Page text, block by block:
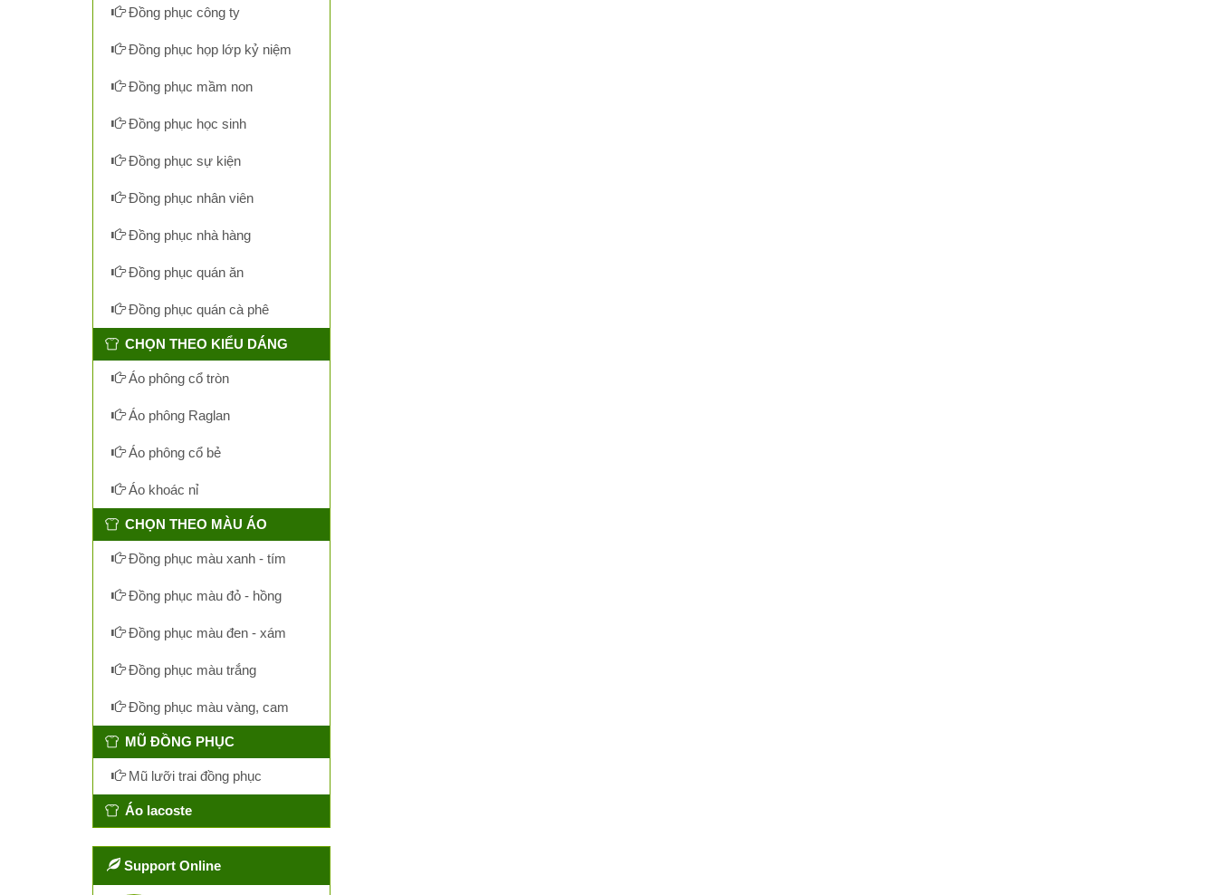
Đồng phục công ty
Đồng phục họp lớp kỷ niệm
Đồng phục mầm non
Đồng phục học sinh
Đồng phục sự kiện
Đồng phục nhân viên
Đồng phục nhà hàng
Đồng phục quán ăn
Đồng phục quán cà phê
CHỌN THEO KIỂU DÁNG
Áo phông cổ tròn
Áo phông Raglan
Áo phông cổ bẻ
Áo khoác nỉ
CHỌN THEO MÀU ÁO
Đồng phục màu xanh - tím
Đồng phục màu đỏ - hồng
Đồng phục màu đen - xám
Đồng phục màu trắng
Đồng phục màu vàng, cam
MŨ ĐỒNG PHỤC
Mũ lưỡi trai đồng phục
Áo lacoste
Support Online